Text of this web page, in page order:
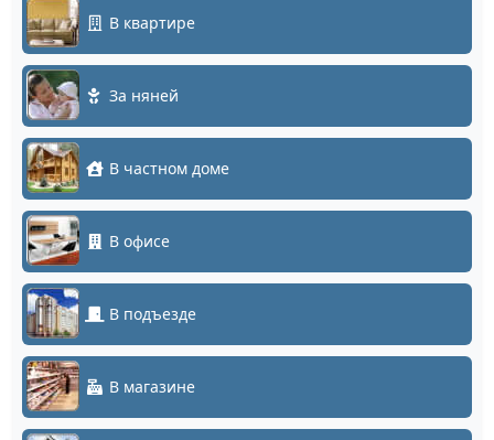
В квартире
За няней
В частном доме
В офисе
В подъезде
В магазине